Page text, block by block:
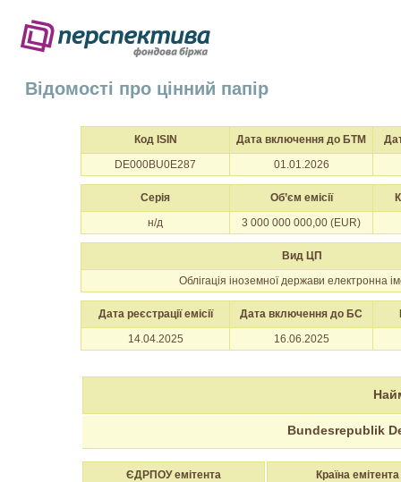
Відомості про цінний папір
Код ISIN Дата включення до БТМ
DE000BU0E287
01.01.2026
Серія Об’єм емісії
н/д
3 000 000 000,00 (EUR)
Вид ЦП
Облігація іноземної держави електронна
Дата реєстрації емісії Дата включення до БС
14.04.2025
16.06.2025
Bundesrepublik
ЄДРПОУ емітента Країна емітента